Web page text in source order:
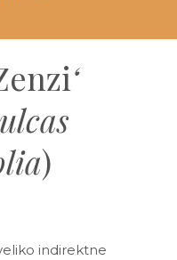
‘
)
indirektne